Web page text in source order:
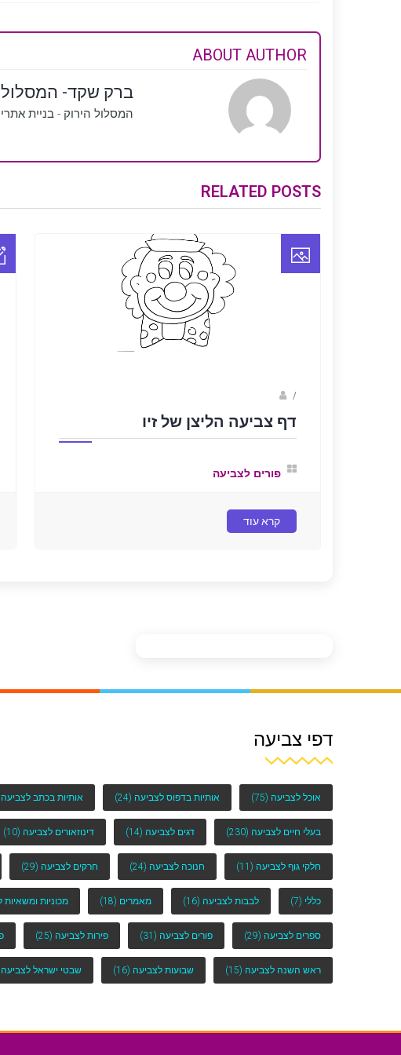
ABOUT AUTHOR
ברק שקד- המסלול
המסלול הירוק - בניית
RELATED POSTS
/
דף צביעה הליצן של זיו
פורים לצביעה
קרא עוד
דפי צביעה
אוכל לצביעה (75) אותיות בדפוס לצביעה (24) אותיות בכתב לצביעה
בעלי חיים לצביעה (230) דגים לצביעה (14) דינוזאורים לצביעה (10)
חלקי גוף לצביעה (11) חנוכה לצביעה (24) חרקים לצביעה (29)
כללי (7) לבבות לצביעה (16) מאמרים (18) מכוניות ומשאיות
ספרים לצביעה (29) פורים לצביעה (31) פירות לצביעה (25)
ראש השנה לצביעה (15) שבועות לצביעה (16) שבטי ישראל לצביעה